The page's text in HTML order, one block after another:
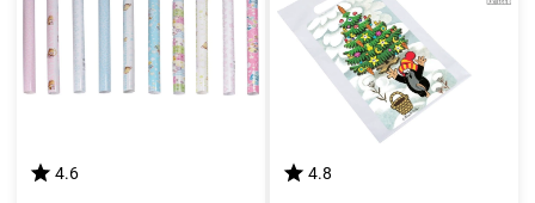
4.6 4.8